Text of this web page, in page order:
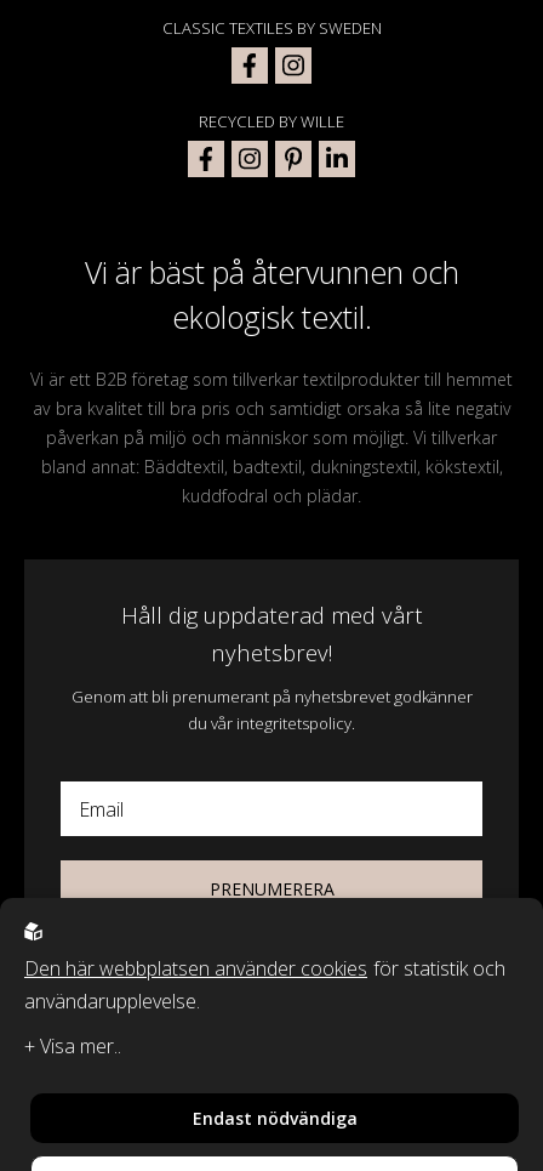
Vi är bäst på återvunnen och
ekologisk textil.
Vi är ett B2B företag som tillverkar textilprodukter till hemmet
av bra kvalitet till bra pris och samtidigt orsaka så lite negativ
påverkan på miljö och människor som möjligt. Vi tillverkar
bland annat: Bäddtextil, badtextil, dukningstextil, kökstextil,
kuddfodral och plädar.
Håll dig uppdaterad med vårt
nyhetsbrev!
Genom att bli prenumerant på nyhetsbrevet godkänner
du vår integritetspolicy.
Email
PRENUMERERA
CLASSIC TEXTILES BY SWEDEN
RECYCLED BY WILLE
Wasa Ecotextil AB.
Sphinxly,Powered by Easyweb
Den här webbplatsen använder cookies för statistik och
användarupplevelse.
Endast nödvändiga